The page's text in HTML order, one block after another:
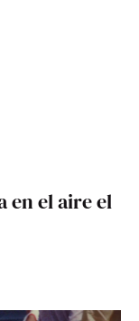
en el aire el